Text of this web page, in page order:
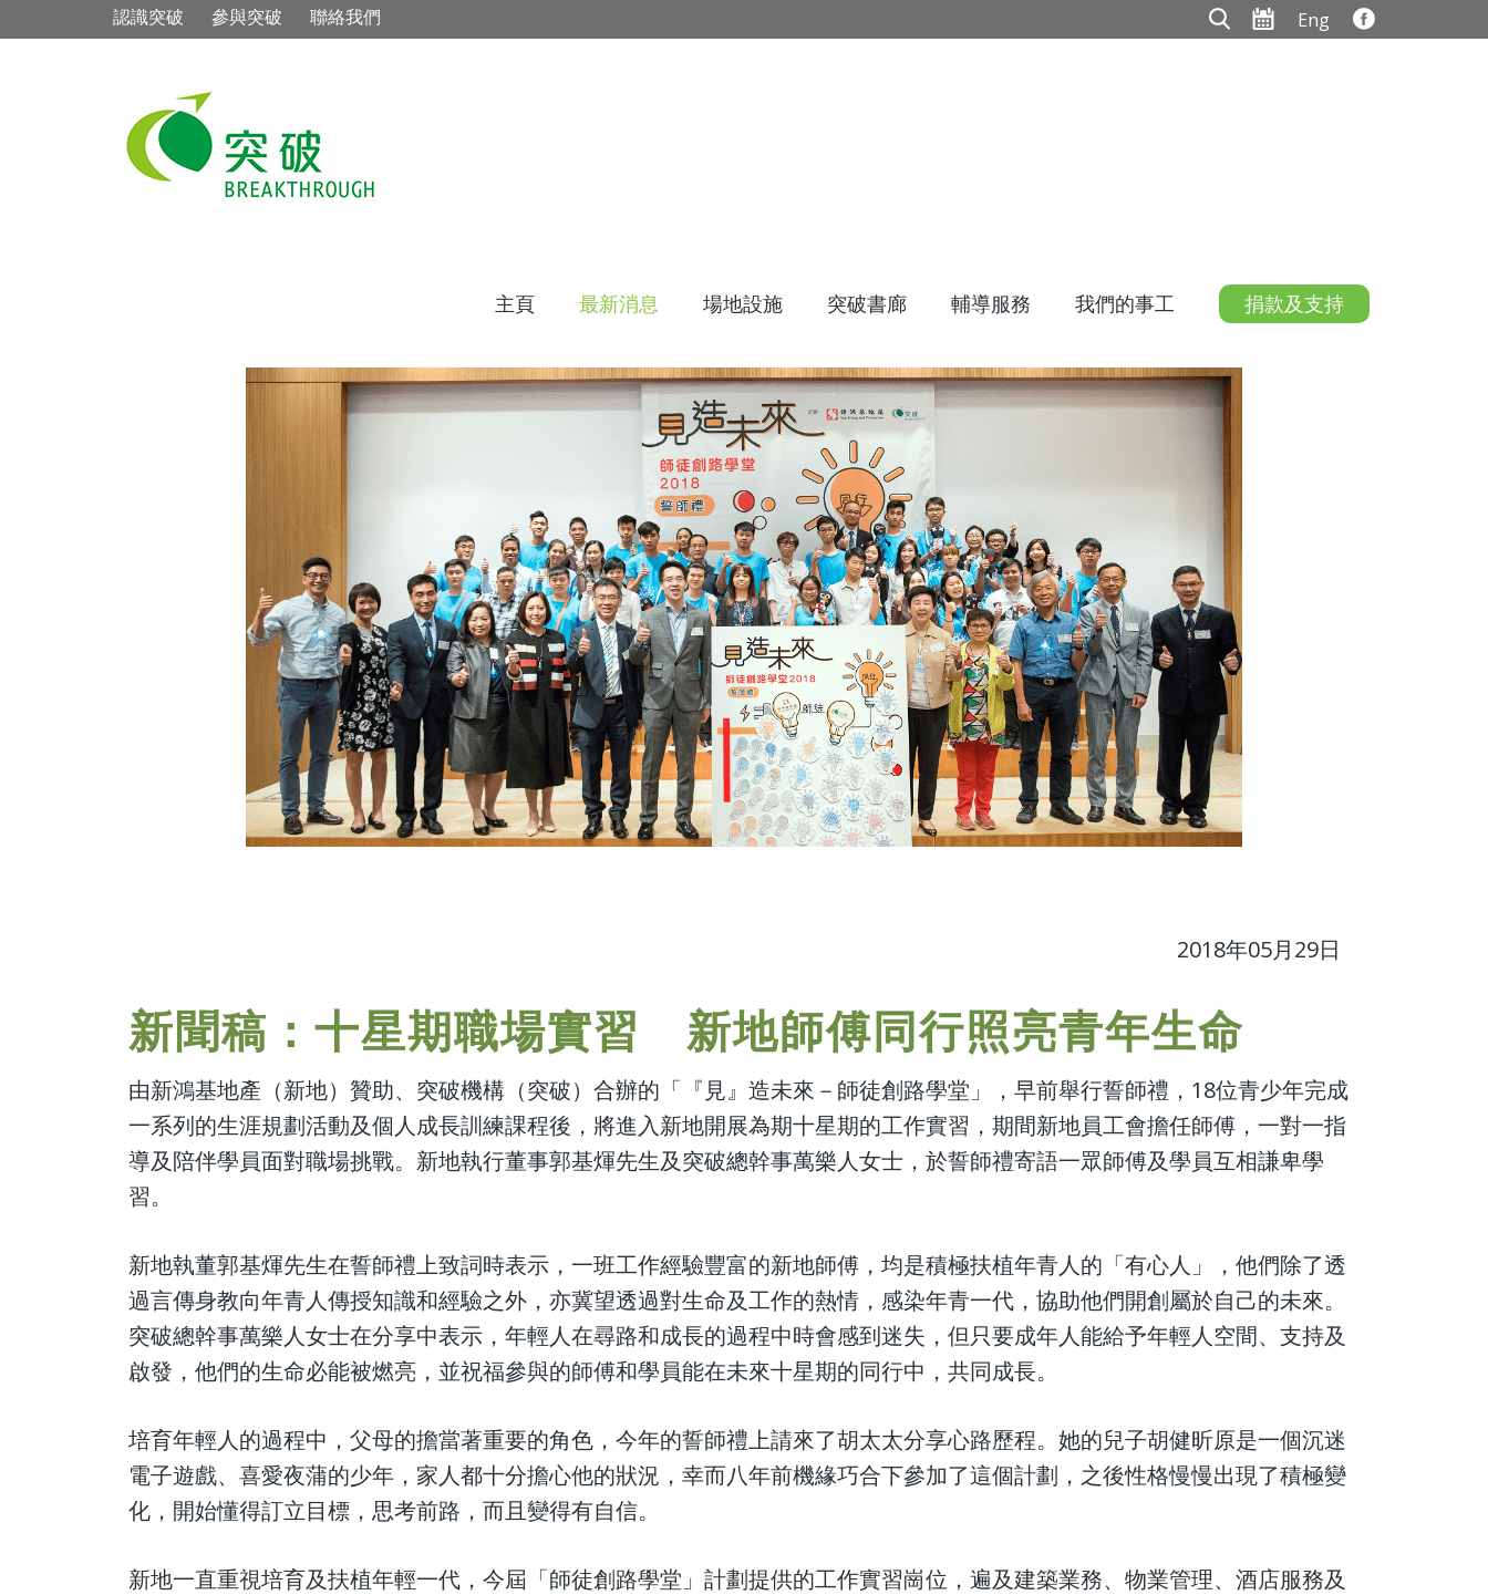
認識突破 參與突破 聯絡我們 Eng
主頁 最新消息 場地設施 突破書廊 輔導服務 我們的事工 捐款及支持
2018年05月29日
新聞稿：十星期職場實習 新地師傅同行照亮青年生命
由新鴻基地產（新地）贊助、突破機構（突破）合辦的「『見』造未來－師徒創路學堂」，早前舉行誓師禮，18位青少年完成
一系列的生涯規劃活動及個人成長訓練課程後，將進入新地開展為期十星期的工作實習，期間新地員工會擔任師傅，一對一指
導及陪伴學員面對職場挑戰。新地執行董事郭基煇先生及突破總幹事萬樂人女士，於誓師禮寄語一眾師傅及學員互相謙卑學
習。
新地執董郭基煇先生在誓師禮上致詞時表示，一班工作經驗豐富的新地師傅，均是積極扶植年青人的「有心人」，他們除了透
過言傳身教向年青人傳授知識和經驗之外，亦冀望透過對生命及工作的熱情，感染年青一代，協助他們開創屬於自己的未來。
突破總幹事萬樂人女士在分享中表示，年輕人在尋路和成長的過程中時會感到迷失，但只要成年人能給予年輕人空間、支持及
啟發，他們的生命必能被燃亮，並祝福參與的師傅和學員能在未來十星期的同行中，共同成長。
培育年輕人的過程中，父母的擔當著重要的角色，今年的誓師禮上請來了胡太太分享心路歷程。她的兒子胡健昕原是一個沉迷
電子遊戲、喜愛夜蒲的少年，家人都十分擔心他的狀況，幸而八年前機緣巧合下參加了這個計劃，之後性格慢慢出現了積極變
化，開始懂得訂立目標，思考前路，而且變得有自信。
新地一直重視培育及扶植年輕一代，今屆「師徒創路學堂」計劃提供的工作實習崗位，遍及建築業務、物業管理、酒店服務及